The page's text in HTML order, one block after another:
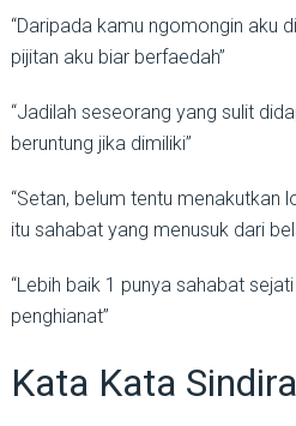
“Daripada kamu ngomongin aku
pijitan aku biar berfaedah”
“Jadilah seseorang yang sulit
beruntung jika dimiliki”
“Setan, belum tentu menakutkan
itu sahabat yang menusuk dari
“Lebih baik 1 punya sahabat
penghianat”
Kata Kata